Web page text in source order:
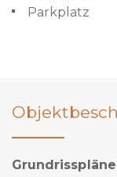
Parkplatz